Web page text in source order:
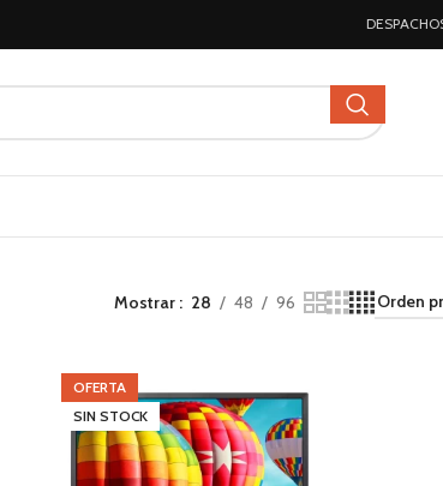
Mostrar 28 48 96
OFERTA
SIN STOCK